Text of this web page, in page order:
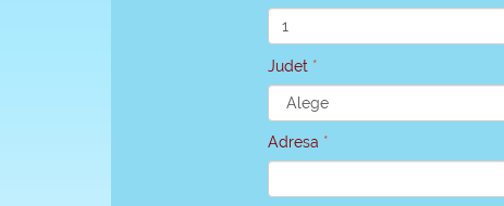
Judet
Adresa